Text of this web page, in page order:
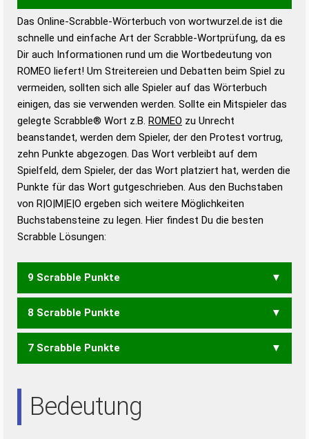
Wortwurzel liefert mit Hilfe eines semantischen
Wortanalyse-Algorithmus gute Anhaltspunkte zu
Wortbedeutung, Worttrennung und Wortform, um die
Gültigkeit eines Wortes für das Scrabble-Spiel zu
bestimmen!
zugelassene Turnier Scrabble-
Wörterbücher sind:
Duden – Standardwerk in 12 Bänden
Duden – Richtiges und gutes
Deutsch
Duden – Die deutsche Grammatik
Duden – Deutsches
Das Online-Scrabble-Wörterbuch von wortwurzel.de ist die
schnelle und einfache Art der Scrabble-Wortprüfung, da es
Dir auch Informationen rund um die Wortbedeutung von
ROMEO liefert! Um Streitereien und Debatten beim Spiel zu
vermeiden, sollten sich alle Spieler auf das Wörterbuch
einigen, das sie verwenden werden. Sollte ein Mitspieler das
gelegte Scrabble® Wort z.B. ROMEO zu Unrecht
beanstandet, werden dem Spieler, der den Protest vortrug,
zehn Punkte abgezogen. Das Wort verbleibt auf dem
Spielfeld, dem Spieler, der das Wort platziert hat, werden die
Punkte für das Wort gutgeschrieben. Aus den Buchstaben
von R|O|M|E|O ergeben sich weitere Möglichkeiten
Buchstabensteine zu legen. Hier findest Du die besten
Scrabble Lösungen:
9 Scrabble Punkte
MOORE
8 Scrabble Punkte
MOOR
7 Scrabble Punkte
Bedeutung